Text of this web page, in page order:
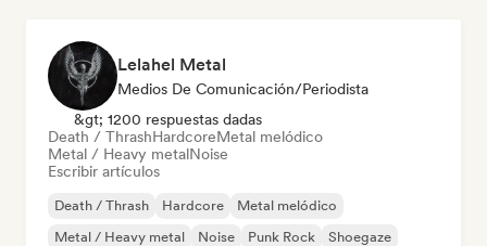
Lelahel Metal
Medios De Comunicación/Periodista
&gt; 1200 respuestas dadas
Death / ThrashHardcoreMetal melódico
Metal / Heavy metalNoise
Escribir artículos
Death / Thrash Hardcore
Metal melódico
Metal / Heavy metal
Noise Punk Rock Shoegaze